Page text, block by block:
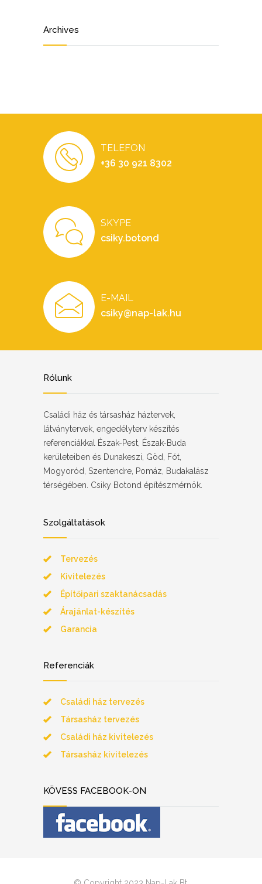
Archives
TELEFON
+36 30 921 8302
SKYPE
csiky.botond
E-MAIL
csiky@nap-lak.hu
Rólunk
Családi ház és társasház háztervek,
látványtervek, engedélyterv készítés
referenciákkal Észak-Pest, Észak-Buda
kerületeiben és Dunakeszi, Göd, Fót,
Mogyoród, Szentendre, Pomáz, Budakalász
térségében. Csiky Botond építészmérnök.
Szolgáltatások
Tervezés
Kivitelezés
Építőipari szaktanácsadás
Árajánlat-készítés
Garancia
Referenciák
Családi ház tervezés
Társasház tervezés
Családi ház kivitelezés
Társasház kivitelezés
KÖVESS FACEBOOK-ON